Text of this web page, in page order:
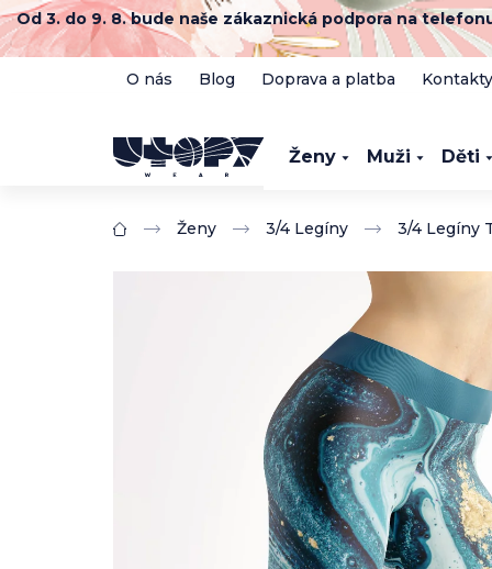
Přejít
na
obsah
Od 3. do 9. 8. bude naše zákaznická podpora na
O nás Blog Doprava a platba Kontakty
Ženy Muži Děti
Domů Ženy 3/4 Legíny 3/4 Legíny